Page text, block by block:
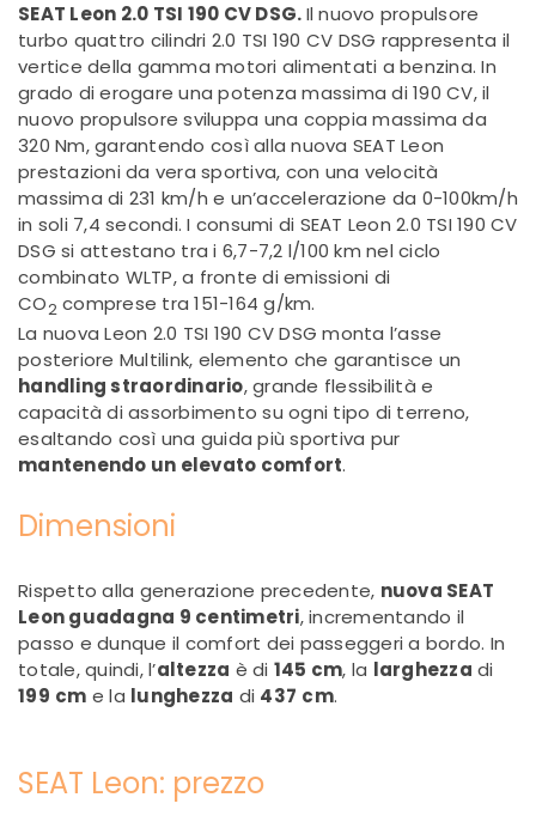
SEAT Leon 2.0 TSI 190 CV DSG.Il nuovo propulsore
turbo quattro cilindri 2.0 TSI 190 CV DSG rappresenta il
vertice della gamma motori alimentati a benzina. In
grado di erogare una potenza massima di 190 CV, il
nuovo propulsore sviluppa una coppia massima da
320 Nm, garantendo così alla nuova SEAT Leon
prestazioni da vera sportiva, con una velocità
massima di 231 km/h e un’accelerazione da 0-100km/h
in soli 7,4 secondi. I consumi di SEAT Leon 2.0 TSI 190 CV
DSG si attestano tra i 6,7-7,2 l/100 km nel ciclo
combinato WLTP, a fronte di emissioni di
CO2 comprese tra 151-164 g/km.
La nuova Leon 2.0 TSI 190 CV DSG monta l’asse
posteriore Multilink, elemento che garantisce un
handling straordinario, grande flessibilità e
capacità di assorbimento su ogni tipo di terreno,
esaltando così una guida più sportiva pur
mantenendo un elevato comfort.
Dimensioni
Rispetto alla generazione precedente, nuova SEAT
Leon guadagna 9 centimetri, incrementando il
passo e dunque il comfort dei passeggeri a bordo. In
totale, quindi, l’altezza è di 145 cm, la larghezza di
199 cm e la lunghezza di 437 cm.
SEAT Leon: prezzo